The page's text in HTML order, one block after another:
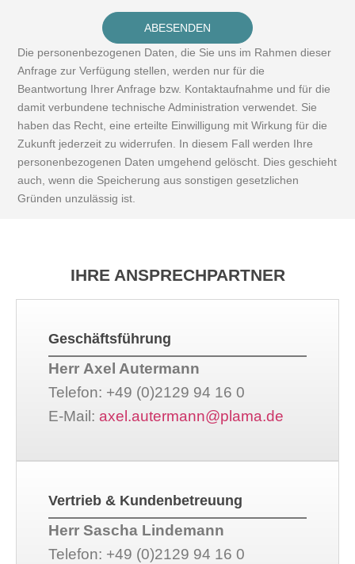
ABESENDEN
Die personenbezogenen Daten, die Sie uns im Rahmen dieser
Anfrage zur Verfügung stellen, werden nur für die
Beantwortung Ihrer Anfrage bzw. Kontaktaufnahme und für die
damit verbundene technische Administration verwendet. Sie
haben das Recht, eine erteilte Einwilligung mit Wirkung für die
Zukunft jederzeit zu widerrufen. In diesem Fall werden Ihre
personenbezogenen Daten umgehend gelöscht. Dies geschieht
auch, wenn die Speicherung aus sonstigen gesetzlichen
Gründen unzulässig ist.
IHRE ANSPRECHPARTNER
Geschäftsführung
Herr Axel Autermann
Telefon: +49 (0)2129 94 16 0
E-Mail: axel.autermann@plama.de
Vertrieb & Kundenbetreuung
Herr Sascha Lindemann
Telefon: +49 (0)2129 94 16 0